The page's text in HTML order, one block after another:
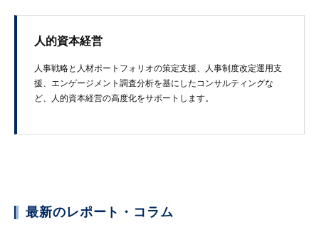
人的資本経営
人事戦略と人材ポートフォリオの策定支援、人事制度改定運用支
援、エンゲージメント調査分析を基にしたコンサルティングな
ど、人的資本経営の高度化をサポートします。
最新のレポート・コラム